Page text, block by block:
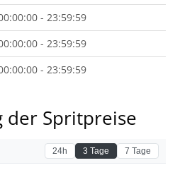
- 23:59:59
- 23:59:59
- 23:59:59
der Spritpreise